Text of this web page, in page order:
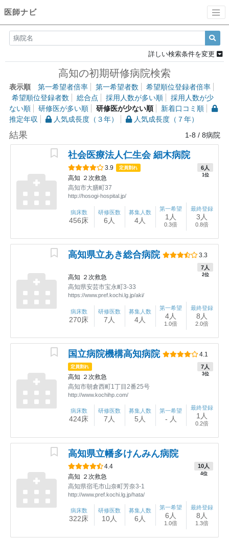
医師ナビ
詳しい検索条件を変更
高知の初期研修病院検索
表示順 第一希望者倍率 第一希望者数
希望順位登録者倍率
希望順位登録者数
総合点 採用人数が多い順
採用人数が少
ない順
研修医が多い順 研修医が少ない順
新着口コミ順
推定年収
人気成長度（３年） 人気成長度（７年）
結果 1-8 / 8病院
社会医療法人仁生会 細木病院
3.9 定員割れ 6人
1位
高知 ２次救急
高知市大膳町37
http://hosogi-hospital.jp/
病床数
456床
研修医数
6人
募集人数
4人
第一希望
1人
0.3倍
最終登録
3人
0.8倍
高知県立あき総合病院 3.3
7人
2位
高知 ２次救急
高知県安芸市宝永町3-33
https://www.pref.kochi.lg.jp/aki/
病床数
270床
研修医数
7人
募集人数
4人
第一希望
4人
1.0倍
最終登録
8人
2.0倍
国立病院機構高知病院 4.1
定員割れ 7人
3位
高知 ２次救急
高知市朝倉西町1丁目2番25号
http://www.kochihp.com/
病床数
424床
研修医数
7人
募集人数
5人
第一希望
- 人
最終登録
1人
0.2倍
高知県立幡多けんみん病院
4.4 10人
4位
高知 ２次救急
高知県宿毛市山奈町芳奈3-1
http://www.pref.kochi.lg.jp/hata/
病床数
322床
研修医数
10人
募集人数
6人
第一希望
6人
1.0倍
最終登録
8人
1.3倍